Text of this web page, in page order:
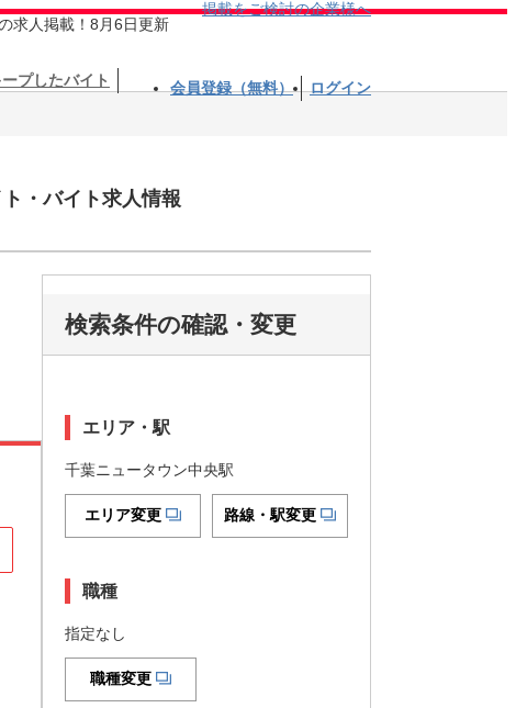
求人掲載！8月6日更新
掲載をご検討の企業様へ
プしたバイト 会員登録（無料） ログイン
・バイト求人情報
検索条件の確認・変更
エリア・駅
千葉ニュータウン中央駅
エリア変更 路線・駅変更
職種
指定なし
職種変更